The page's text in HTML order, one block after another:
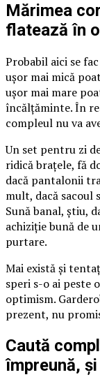
Mărimea
flatează în
Probabil aici se
ușor mai mică
ușor mai mare
încălțăminte. În
compleul nu va
Un set pentru zi
ridică brațele, fă
dacă pantalonii
mult, dacă sacoul
Sună banal, știu,
achiziție bună de
purtare.
Mai există și
speri s-o ai peste
optimism.
prezent, nu
Caută
împreună,